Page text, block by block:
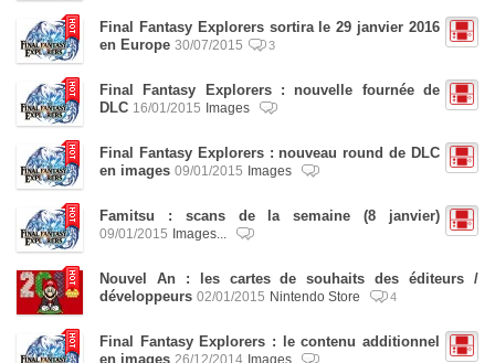
Final Fantasy Explorers sortira le 29 janvier 2016
en Europe 30/07/2015 3
Final Fantasy Explorers : nouvelle fournée de
DLC 16/01/2015 Images
Final Fantasy Explorers : nouveau round de DLC
en images 09/01/2015 Images
Famitsu : scans de la semaine (8 janvier)
09/01/2015 Images...
Nouvel An : les cartes de souhaits des éditeurs /
développeurs 02/01/2015 Nintendo Store 4
Final Fantasy Explorers : le contenu additionnel
en images 26/12/2014 Images